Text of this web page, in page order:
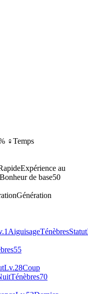
♀Temps
Expérience au
Bonheur de base50
Génération
AiguisageTénèbresStatut
55
Lv.28Coup
Ténèbres70